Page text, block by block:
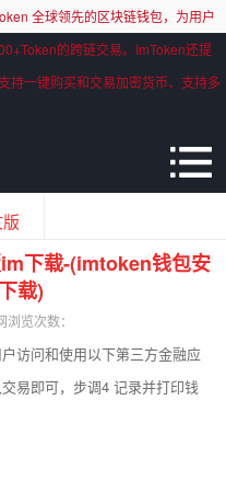
全球领先的区块链钱包，为用户
的跨链交易。ImToken还提
持一键购买和交易加密货币、支持多
下载-(imtoken钱包安
载)
浏览次数：
访问和使用以下第三方金融应
易即可，步调4 记录并打印钱